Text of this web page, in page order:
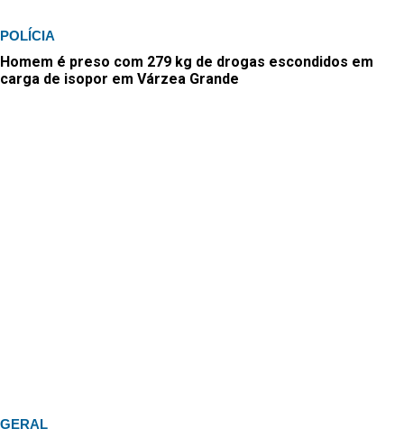
POLÍCIA
Homem é preso com 279 kg de drogas escondidos em
carga de isopor em Várzea Grande
GERAL